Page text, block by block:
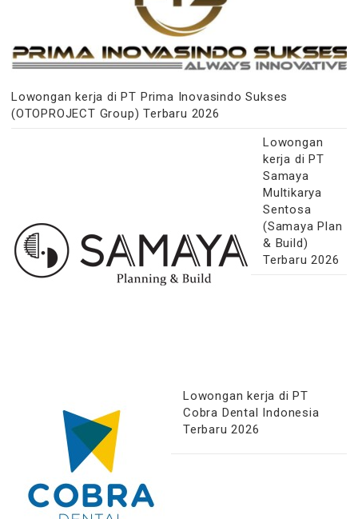
Lowongan kerja di PT Prima Inovasindo Sukses
(OTOPROJECT Group) Terbaru 2026
Lowongan
kerja di PT
Samaya
Multikarya
Sentosa
(Samaya Plan
& Build)
Terbaru 2026
Lowongan kerja di PT
Cobra Dental Indonesia
Terbaru 2026